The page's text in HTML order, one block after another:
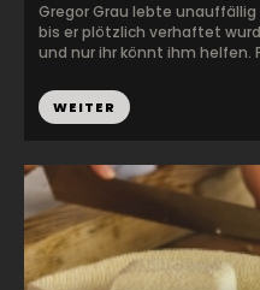
Gregor Grau lebte
bis er plötzlich verhaftet
und nur ihr könnt ihm helfen.
WEITER